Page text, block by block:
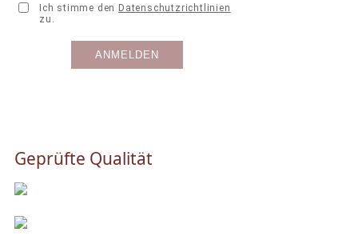
Geprüfte Qualität